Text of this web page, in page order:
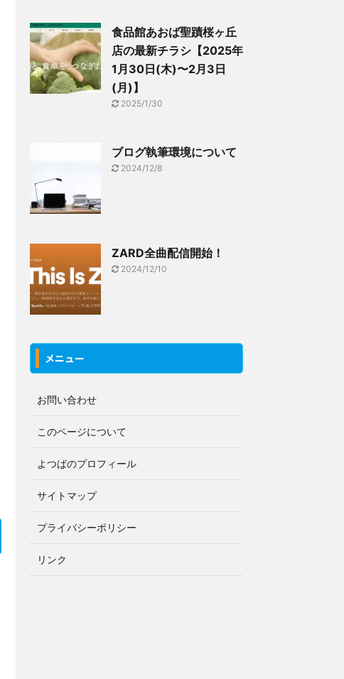
食品館あおば聖蹟桜ヶ丘
店の最新チラシ【2025年
1月30日(木)〜2月3日
(月)】
2025/1/30
ブログ執筆環境について
2024/12/8
ZARD全曲配信開始！
2024/12/10
メニュー
お問い合わせ
このページについて
よつばのプロフィール
サイトマップ
プライバシーポリシー
リンク